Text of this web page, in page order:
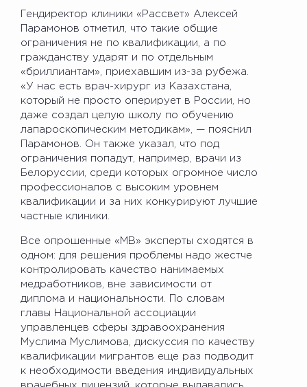
Гендиректор клиники «Рассвет» Алексей
Парамонов отметил, что такие общие
ограничения не по квалификации, а по
гражданству ударят и по отдельным
«бриллиантам», приехавшим из-за рубежа.
«У нас есть врач-хирург из Казахстана,
который не просто оперирует в России, но
даже создал целую школу по обучению
лапароскопическим методикам», — пояснил
Парамонов. Он также указал, что под
ограничения попадут, например, врачи из
Белоруссии, среди которых огромное число
профессионалов с высоким уровнем
квалификации и за них конкурируют лучшие
частные клиники.
Все опрошенные «МВ» эксперты сходятся в
одном: для решения проблемы надо жестче
контролировать качество нанимаемых
медработников, вне зависимости от
диплома и национальности. По словам
главы Национальной ассоциации
управленцев сферы здравоохранения
Муслима Муслимова, дискуссия по качеству
квалификации мигрантов еще раз подводит
к необходимости введения индивидуальных
врачебных лицензий, которые выдавались